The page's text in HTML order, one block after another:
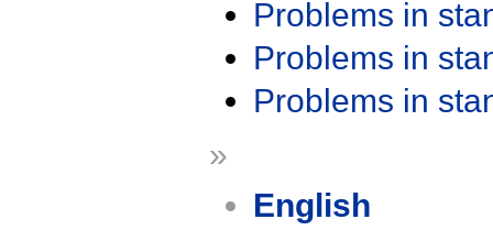
Problems in
Problems in
Problems in
»
English